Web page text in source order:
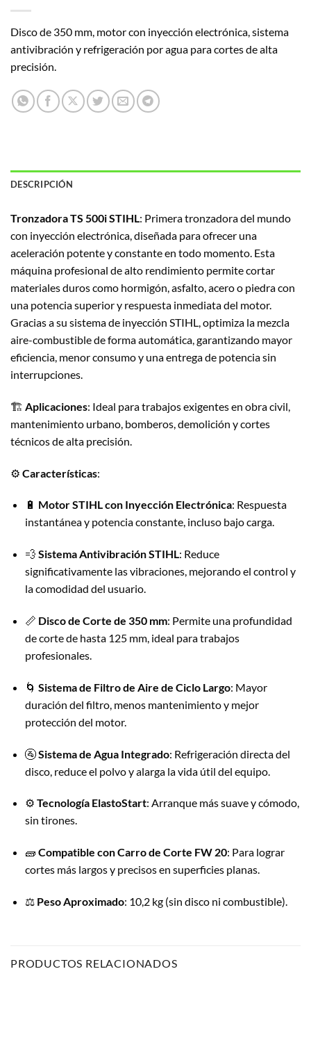
Disco de 350 mm, motor con inyección electrónica, sistema
antivibración y refrigeración por agua para cortes de alta
precisión.
DESCRIPCIÓN
Tronzadora TS 500i STIHL: Primera tronzadora del mundo
con inyección electrónica, diseñada para ofrecer una
aceleración potente y constante en todo momento. Esta
máquina profesional de alto rendimiento permite cortar
materiales duros como hormigón, asfalto, acero o piedra con
una potencia superior y respuesta inmediata del motor.
Gracias a su sistema de inyección STIHL, optimiza la mezcla
aire-combustible de forma automática, garantizando mayor
eficiencia, menor consumo y una entrega de potencia sin
interrupciones.
🏗️ Aplicaciones: Ideal para trabajos exigentes en obra civil,
mantenimiento urbano, bomberos, demolición y cortes
técnicos de alta precisión.
⚙️ Características:
🔋 Motor STIHL con Inyección Electrónica: Respuesta
instantánea y potencia constante, incluso bajo carga.
💨 Sistema Antivibración STIHL: Reduce
significativamente las vibraciones, mejorando el control y
la comodidad del usuario.
📏 Disco de Corte de 350 mm: Permite una profundidad
de corte de hasta 125 mm, ideal para trabajos
profesionales.
🌀 Sistema de Filtro de Aire de Ciclo Largo: Mayor
duración del filtro, menos mantenimiento y mejor
protección del motor.
🚰Sistema de Agua Integrado: Refrigeración directa del
disco, reduce el polvo y alarga la vida útil del equipo.
⚙️ Tecnología ElastoStart: Arranque más suave y cómodo,
sin tirones.
🧱 Compatible con Carro de Corte FW 20: Para lograr
cortes más largos y precisos en superficies planas.
⚖️ Peso Aproximado: 10,2 kg (sin disco ni combustible).
PRODUCTOS RELACIONADOS